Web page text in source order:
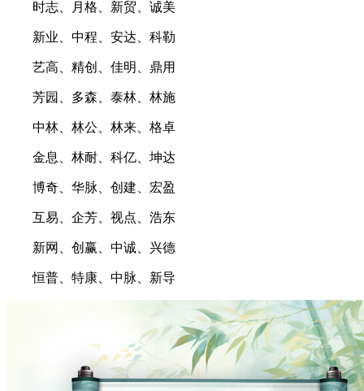
时志、月格、新贸、诚美
新业、中程、安达、科勒
艺高、精创、佳明、鼎用
芳园、多森、泰林、林施
中林、林公、林来、格卓
金息、林耐、科亿、坤达
博奇、华脉、创建、宏盈
互易、企芳、视点、浩东
新网、创赢、中诚、兴德
恒普、特康、中脉、新导